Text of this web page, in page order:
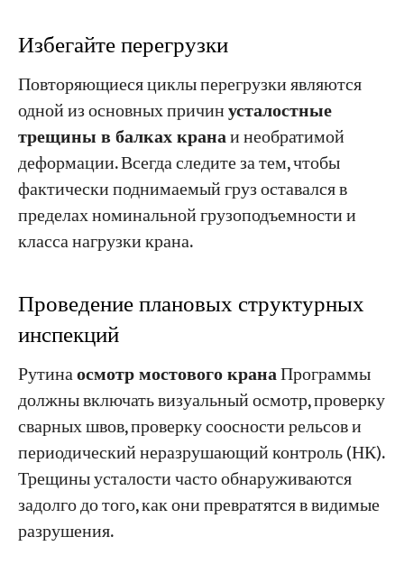
Избегайте перегрузки
Повторяющиеся циклы перегрузки являются
одной из основных причинусталостные
трещины в балках кранаи необратимой
деформации. Всегда следите за тем, чтобы
фактически поднимаемый груз оставался в
пределах номинальной грузоподъемности и
класса нагрузки крана.
Проведение плановых структурных
инспекций
Рутинаосмотр мостового кранаПрограммы
должны включать визуальный осмотр, проверку
сварных швов, проверку соосности рельсов и
периодический неразрушающий контроль (НК).
Трещины усталости часто обнаруживаются
задолго до того, как они превратятся в видимые
разрушения.